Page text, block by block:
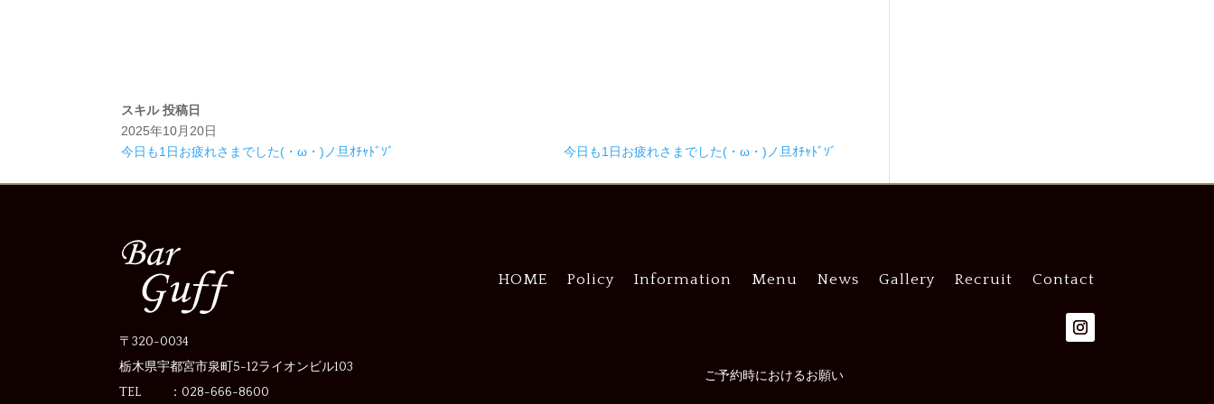
スキル 投稿日
2025年10月20日
今日も1日お疲れさまでした(・ω・)ノ旦ｵﾁｬﾄﾞｿﾞ
今日も1日お疲れさまでした(・ω・)ノ旦ｵﾁｬﾄﾞｿﾞ
〒320-0034
栃木県宇都宮市泉町5-12ライオンビル103
TEL ：028-666-8600
HOME Policy Information Menu News Gallery Recruit Contact
ご予約時におけるお願い